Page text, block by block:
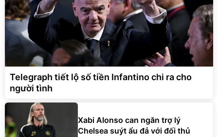
Telegraph tiết lộ số tiền Infantino chi ra cho
người tình
Xabi Alonso can ngăn trợ lý
Chelsea suýt ẩu đả với đối thủ